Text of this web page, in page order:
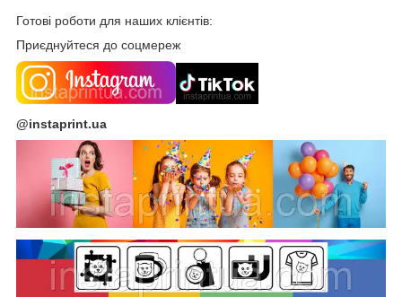
Готові роботи для наших клієнтів:
Приєднуйтеся до соцмереж
@instaprint.ua